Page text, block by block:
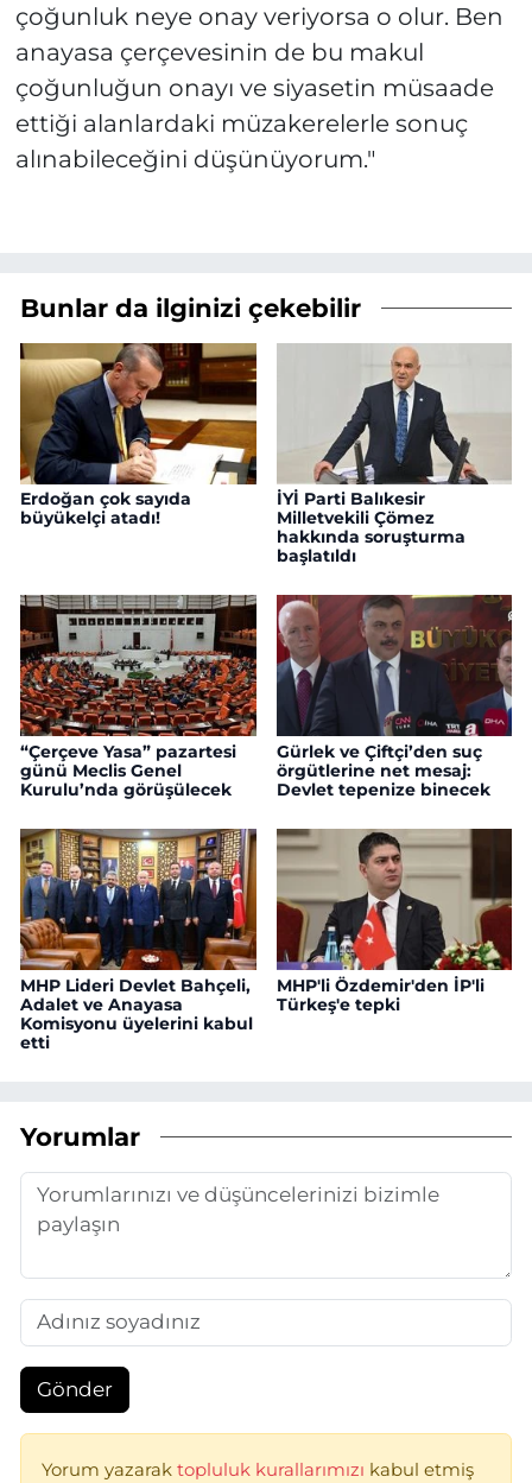
çoğunluk neye onay veriyorsa o olur. Ben
anayasa çerçevesinin de bu makul
çoğunluğun onayı ve siyasetin müsaade
ettiği alanlardaki müzakerelerle sonuç
alınabileceğini düşünüyorum."
Bunlar da ilginizi çekebilir
Erdoğan çok sayıda
büyükelçi atadı!
İYİ Parti Balıkesir
Milletvekili Çömez
hakkında soruşturma
başlatıldı
“Çerçeve Yasa” pazartesi
günü Meclis Genel
Kurulu’nda görüşülecek
Gürlek ve Çiftçi’den suç
örgütlerine net mesaj:
Devlet tepenize binecek
MHP Lideri Devlet Bahçeli,
Adalet ve Anayasa
Komisyonu üyelerini kabul
etti
MHP'li Özdemir'den İP'li
Türkeş'e tepki
Yorumlar
Gönder
Yorum yazarak topluluk kurallarımızı kabul etmiş